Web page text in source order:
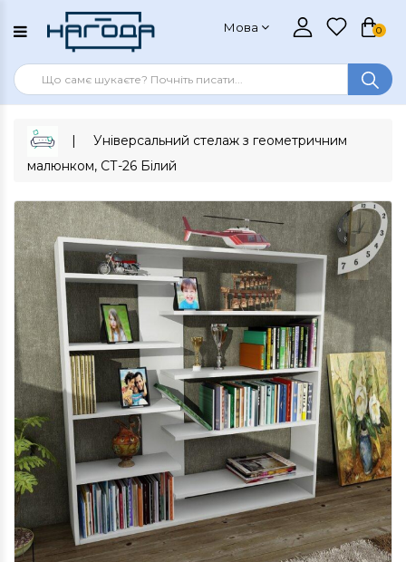
Мова 0
Універсальний стелаж з геометричним
малюнком, СТ-26 Білий